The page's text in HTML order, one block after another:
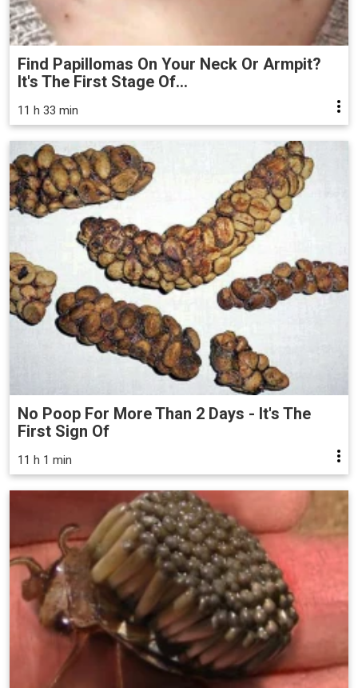
Find Papillomas On Your Neck Or Armpit?
It's The First Stage Of...
11 h 33 min
No Poop For More Than 2 Days - It's The
First Sign Of
11 h 1 min